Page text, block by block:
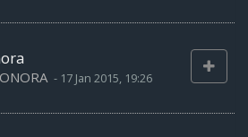
- 17 Jan 2015, 19:26